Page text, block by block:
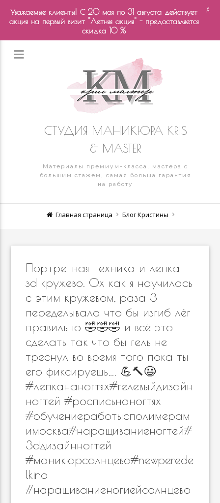
СТУДИЯ МАНИКЮРА KRIS
& MASTER
Материалы премиум-класса, мастера с
большим стажем, самая больша гарантия
на работу
Главная страница Блог Кристины
Портретная техника и лепка
зd кружево. Ох как я научилась
с этим кружевом, раза 3
переделывала что бы изгиб лёг
правильно 🤣🤣🤣 и всё это
сделать так что бы гель не
треснул во время того пока ты
его фиксируешь…. 💪🔨😃
#лепкананогтях#гелевыйдизайн
ногтей #росписьнаногтях
#обучениеработысполимерам
имосква#наращиваниеногтей#
3dдизайнногтей
#маникюрсолнцево#newperede
lkino
#наращиваниеногиейсолнцево
Уважаемые клиенты! С 20 мая по 31 августа действует
акция на первый визит "Летняя акция" - предоставляется
скидка 10 %
X